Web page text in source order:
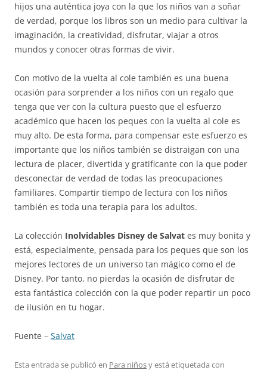
hijos una auténtica joya con la que los niños van a soñar
de verdad, porque los libros son un medio para cultivar la
imaginación, la creatividad, disfrutar, viajar a otros
mundos y conocer otras formas de vivir.
Con motivo de la vuelta al cole también es una buena
ocasión para sorprender a los niños con un regalo que
tenga que ver con la cultura puesto que el esfuerzo
académico que hacen los peques con la vuelta al cole es
muy alto. De esta forma, para compensar este esfuerzo es
importante que los niños también se distraigan con una
lectura de placer, divertida y gratificante con la que poder
desconectar de verdad de todas las preocupaciones
familiares. Compartir tiempo de lectura con los niños
también es toda una terapia para los adultos.
La colección Inolvidables Disney de Salvat es muy bonita y
está, especialmente, pensada para los peques que son los
mejores lectores de un universo tan mágico como el de
Disney. Por tanto, no pierdas la ocasión de disfrutar de
esta fantástica colección con la que poder repartir un poco
de ilusión en tu hogar.
Fuente – Salvat
Esta entrada se publicó en Para niñosy está etiquetada con